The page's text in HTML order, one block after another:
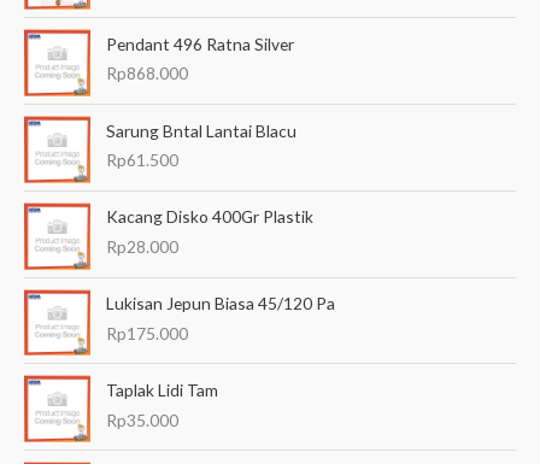
u
Pendant 496 Ratna Silver
Rp868.000
Sarung Bntal Lantai Blacu
Rp61.500
Kacang Disko 400Gr Plastik
Rp28.000
Lukisan Jepun Biasa 45/120 Pa
Rp175.000
Taplak Lidi Tam
Rp35.000